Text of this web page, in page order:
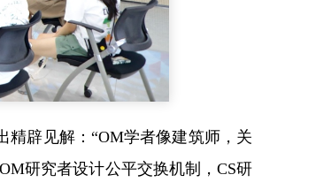
精辟见解：“OM学者像建筑师，关
研究者设计公平交换机制，CS研